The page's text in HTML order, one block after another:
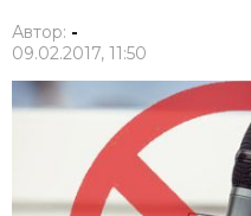
Автор: -
09.02.2017, 11:50